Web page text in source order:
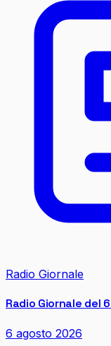
Radio Giornale
Radio Giornale del
6 agosto 2026